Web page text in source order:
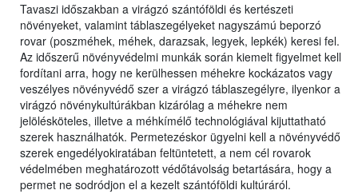
Tavaszi időszakban a virágzó szántóföldi és kertészeti
növényeket, valamint táblaszegélyeket nagyszámú beporzó
rovar (poszméhek, méhek, darazsak, legyek, lepkék) keresi fel.
Az időszerű növényvédelmi munkák során kiemelt figyelmet kell
fordítani arra, hogy ne kerülhessen méhekre kockázatos vagy
veszélyes növényvédő szer a virágzó táblaszegélyre, ilyenkor a
virágzó növénykultúrákban kizárólag a méhekre nem
jelölésköteles, illetve a méhkímélő technológiával kijuttatható
szerek használhatók. Permetezéskor ügyelni kell a növényvédő
szerek engedélyokiratában feltüntetett, a nem cél rovarok
védelmében meghatározott védőtávolság betartására, hogy a
permet ne sodródjon el a kezelt szántóföldi kultúráról.